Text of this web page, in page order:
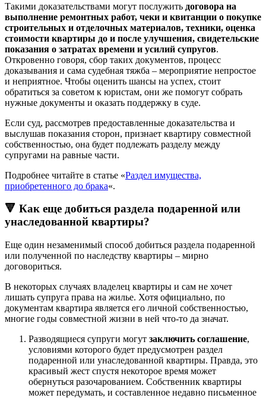
Такими доказательствами могут послужить договора на
выполнение ремонтных работ, чеки и квитанции о покупке
строительных и отделочных материалов, техники, оценка
стоимости квартиры до и после улучшения, свидетельские
показания о затратах времени и усилий супругов.
Откровенно говоря, сбор таких документов, процесс
доказывания и сама судебная тяжба – мероприятие непростое
и неприятное. Чтобы оценить шансы на успех, стоит
обратиться за советом к юристам, они же помогут собрать
нужные документы и оказать поддержку в суде.
Если суд, рассмотрев предоставленные доказательства и
выслушав показания сторон, признает квартиру совместной
собственностью, она будет подлежать разделу между
супругами на равные части.
Подробнее читайте в статье «Раздел имущества,
приобретенного до брака«.
🔻 Как еще добиться раздела подаренной или
унаследованной квартиры?
Еще один незаменимый способ добиться раздела подаренной
или полученной по наследству квартиры – мирно
договориться.
В некоторых случаях владелец квартиры и сам не хочет
лишать супруга права на жилье. Хотя официально, по
документам квартира является его личной собственностью,
многие годы совместной жизни в ней что-то да значат.
Разводящиеся супруги могут заключить соглашение,
условиями которого будет предусмотрен раздел
подаренной или унаследованной квартиры. Правда, это
красивый жест спустя некоторое время может
обернуться разочарованием. Собственник квартиры
может передумать, и составленное недавно письменное